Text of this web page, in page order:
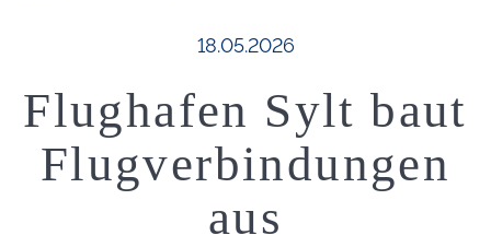
Veröffentlicht am:
18.05.2026
Flughafen Sylt baut
Flugverbindungen
aus